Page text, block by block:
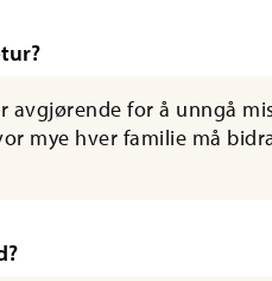
for å unngå
mye hver familie må